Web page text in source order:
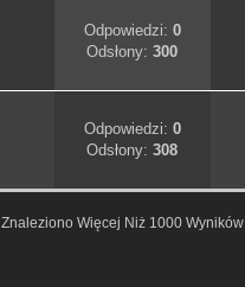
Odpowiedzi: 0
Odsłony:300
Odpowiedzi: 0
Odsłony:308
Znaleziono Więcej Niż 1000 Wyników